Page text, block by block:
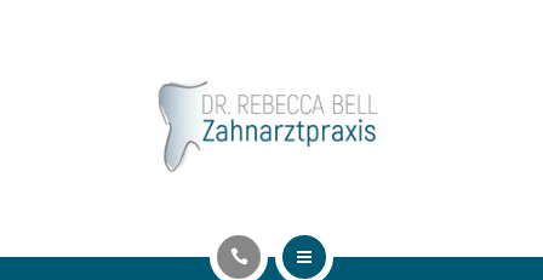
TERMIN ONLINE BUCHEN